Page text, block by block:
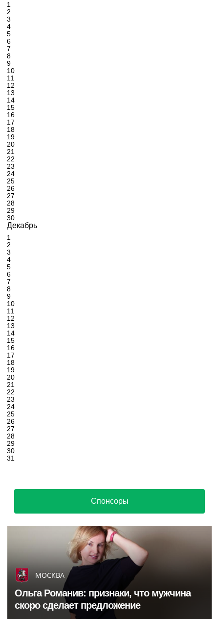
1
2
3
4
5
6
7
8
9
10
11
12
13
14
15
16
17
18
19
20
21
22
23
24
25
26
27
28
29
30
Декабрь
1
2
3
4
5
6
7
8
9
10
11
12
13
14
15
16
17
18
19
20
21
22
23
24
25
26
27
28
29
30
31
Спонсоры
МОСКВА
Ольга Романив: признаки, что мужчина
скоро сделает предложение